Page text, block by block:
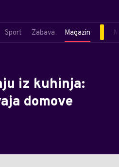
Sport Zabava Magazin
iz kuhinja:
domove